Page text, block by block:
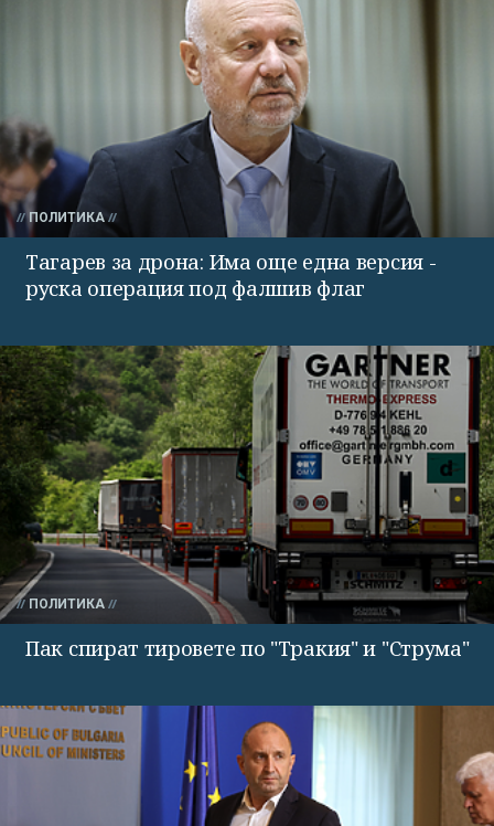
ПОЛИТИКА
Тагарев за дрона: Има още една версия -
руска операция под фалшив флаг
ПОЛИТИКА
Пак спират тировете по "Тракия" и "Струма"